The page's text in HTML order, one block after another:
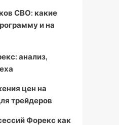
СВО: какие
и на
анализ,
цен на
трейдеров
Форекс как